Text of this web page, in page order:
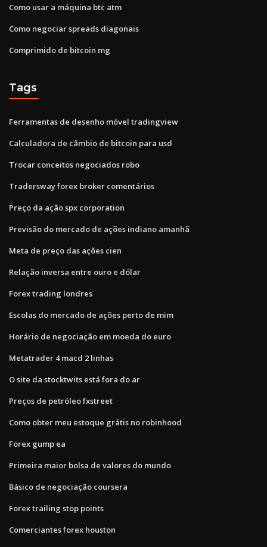
Como usar a máquina btc atm
Como negociar spreads diagonais
Comprimido de bitcoin mg
Tags
Ferramentas de desenho móvel tradingview
Calculadora de câmbio de bitcoin para usd
Trocar conceitos negociados robo
Tradersway forex broker comentários
Preço da ação spx corporation
Previsão do mercado de ações indiano amanhã
Meta de preço das ações cien
Relação inversa entre ouro e dólar
Forex trading londres
Escolas do mercado de ações perto de mim
Horário de negociação em moeda do euro
Metatrader 4 macd 2 linhas
O site da stocktwits está fora do ar
Preços de petróleo fxstreet
Como obter meu estoque grátis no robinhood
Forex gump ea
Primeira maior bolsa de valores do mundo
Básico de negociação coursera
Forex trailing stop points
Comerciantes forex houston